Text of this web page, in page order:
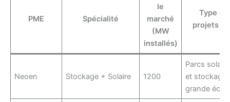
PME Spécialité
le
marché
(MW
installés)
Type de
projets
Neoen Stockage + Solaire 1200
Parcs
et stockage
grande